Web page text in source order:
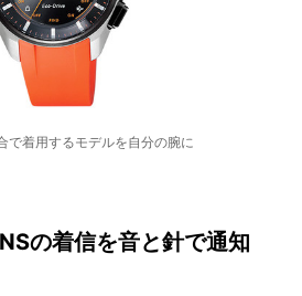
で着用するモデルを自分の腕に
の着信を音と針で通知